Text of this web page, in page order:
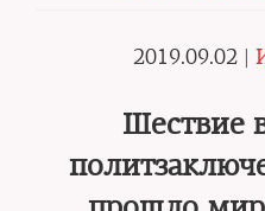
2019.09.02 |
Шествие